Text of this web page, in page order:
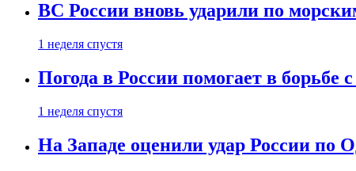
ВС России вновь ударили по
1 неделя спустя
Погода в России помогает в борьбе
1 неделя спустя
На Западе оценили удар России по